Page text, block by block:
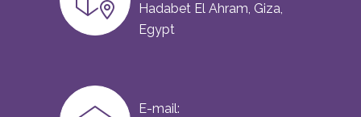
Hadabet El Ahram, Giza,
Egypt
E-mail: